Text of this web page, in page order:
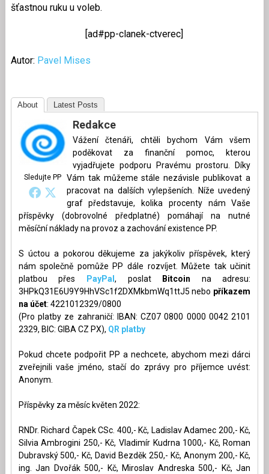
šťastnou ruku u voleb.
[ad#pp-clanek-ctverec]
Autor: Pavel Mises
About Latest Posts
Sledujte PP
Redakce
Vážení čtenáři, chtěli bychom Vám všem
poděkovat za finanční pomoc, kterou
vyjadřujete podporu Pravému prostoru. Díky
Vám tak můžeme stále nezávisle publikovat a
pracovat na dalších vylepšeních. Níže uvedený
graf představuje, kolika procenty nám Vaše
příspěvky (dobrovolné předplatné) pomáhají na nutné
měsíční náklady na provoz a zachování existence PP.
S úctou a pokorou děkujeme za jakýkoliv příspěvek, který
nám společně pomůže PP dále rozvíjet. Můžete tak učinit
platbou přes
PayPal, poslat Bitcoin na adresu:
3HPkQ31E6U9Y9HhVSc1f2DXMkbmWq1ttJ5 nebo příkazem
na účet: 4221012329/0800
(Pro platby ze zahraničí: IBAN: CZ07 0800 0000 0042 2101
2329, BIC: GIBA CZ PX), QR platby
Pokud chcete podpořit PP a nechcete, abychom mezi dárci
zveřejnili vaše jméno, stačí do zprávy pro příjemce uvést:
Anonym.
Příspěvky za měsíc květen 2022:
RNDr. Richard Čapek CSc. 400,- Kč, Ladislav Adamec 200,- Kč,
Silvia Ambrogini 250,- Kč, Vladimír Kudrna 1000,- Kč, Roman
Dubravský 500,- Kč, David Bezděk 250,- Kč, Anonym 200,- Kč,
ing. Jan Dvořák 500,- Kč, Miroslav Andreska 500,- Kč, Jan